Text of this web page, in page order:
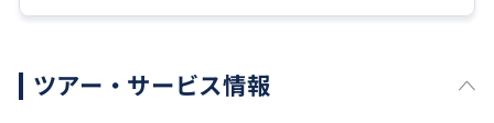
は連絡事項へご入力くださいませ🙏🏻
★人気2.ディオールソンス／Dior聖水カフェ
ツアー・サービス情報